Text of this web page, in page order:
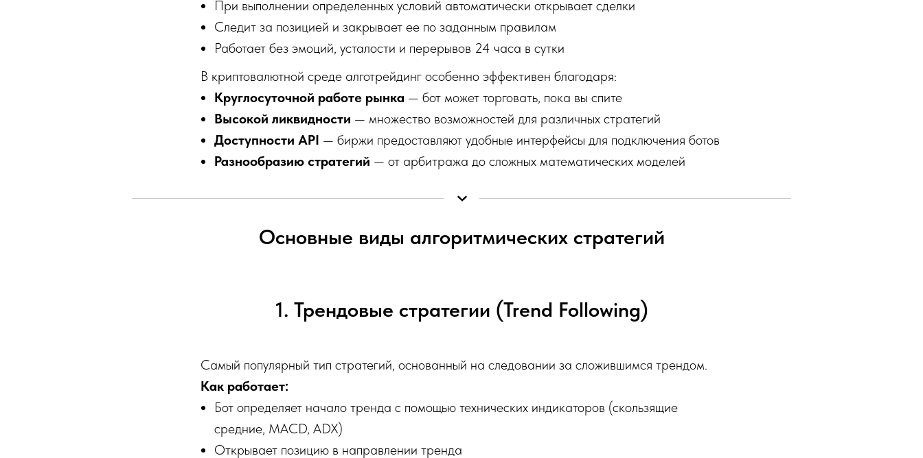
При выполнении определенных условий автоматически открывает сделки
Следит за позицией и закрывает ее по заданным правилам
Работает без эмоций, усталости и перерывов 24 часа в сутки
В криптовалютной среде алготрейдинг особенно эффективен благодаря:
Круглосуточной работе рынка — бот может торговать, пока вы спите
Высокой ликвидности — множество возможностей для различных стратегий
Доступности API — биржи предоставляют удобные интерфейсы для подключения ботов
Разнообразию стратегий — от арбитража до сложных математических моделей
Основные виды алгоритмических стратегий
1. Трендовые стратегии (Trend Following)
Самый популярный тип стратегий, основанный на следовании за сложившимся трендом.
Как работает:
Бот определяет начало тренда с помощью технических индикаторов (скользящие
средние, MACD, ADX)
Открывает позицию в направлении тренда